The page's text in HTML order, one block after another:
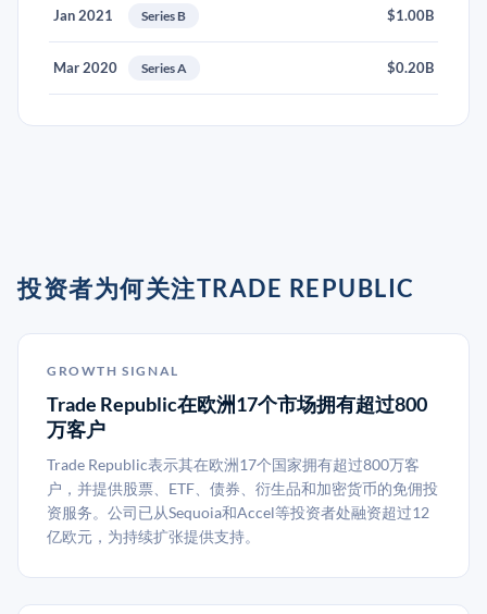
Jan 2021 Series B $1.00B
Mar 2020 Series A $0.20B
投资者为何关注TRADE REPUBLIC
GROWTH SIGNAL
Trade Republic在欧洲17个市场拥有超过800
万客户
Trade Republic表示其在欧洲17个国家拥有超过800万客
户，并提供股票、ETF、债券、衍生品和加密货币的免佣投
资服务。公司已从Sequoia和Accel等投资者处融资超过12
亿欧元，为持续扩张提供支持。